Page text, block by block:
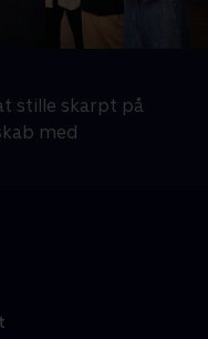
stille skarpt på
med